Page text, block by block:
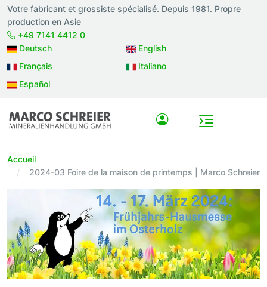
Votre fabricant et grossiste spécialisé. Depuis 1981. Propre
production en Asie
+49 7141 4412 0
Deutsch
English
Français
Italiano
Español
Accueil
2024-03 Foire de la maison de printemps | Marco Schreier